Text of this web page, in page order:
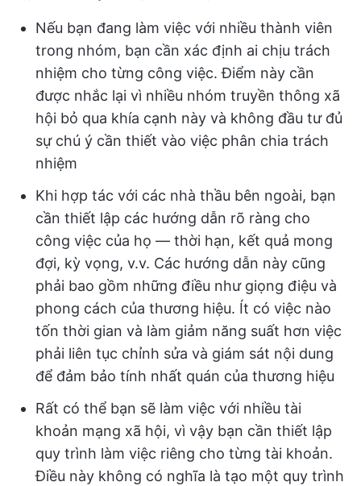
Nếu bạn đang làm việc với nhiều thành viên
trong nhóm, bạn cần xác định ai chịu trách
nhiệm cho từng công việc. Điểm này cần
được nhắc lại vì nhiều nhóm truyền thông xã
hội bỏ qua khía cạnh này và không đầu tư đủ
sự chú ý cần thiết vào việc phân chia trách
nhiệm
Khi hợp tác với các nhà thầu bên ngoài, bạn
cần thiết lập các hướng dẫn rõ ràng cho
công việc của họ — thời hạn, kết quả mong
đợi, kỳ vọng, v.v. Các hướng dẫn này cũng
phải bao gồm những điều như giọng điệu và
phong cách của thương hiệu. Ít có việc nào
tốn thời gian và làm giảm năng suất hơn việc
phải liên tục chỉnh sửa và giám sát nội dung
để đảm bảo tính nhất quán của thương hiệu
Rất có thể bạn sẽ làm việc với nhiều tài
khoản mạng xã hội, vì vậy bạn cần thiết lập
quy trình làm việc riêng cho từng tài khoản.
Điều này không có nghĩa là tạo một quy trình